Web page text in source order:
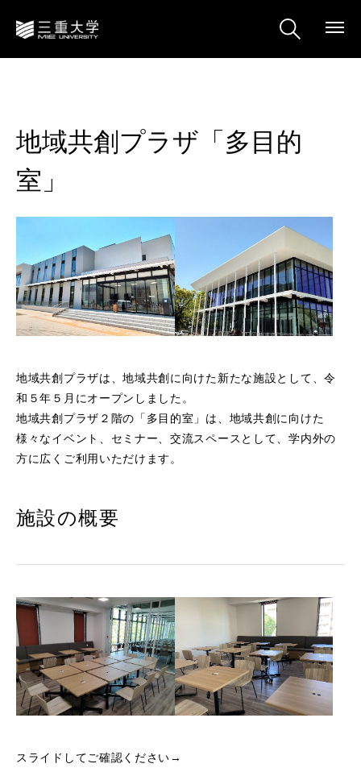
地域共創プラザ「多目的
室」
地域共創プラザは、地域共創に向けた新たな施設として、令
和５年５月にオープンしました。
地域共創プラザ２階の「多目的室」は、地域共創に向けた
様々なイベント、セミナー、交流スペースとして、学内外の
方に広くご利用いただけます。
施設の概要
スライドしてご確認ください→